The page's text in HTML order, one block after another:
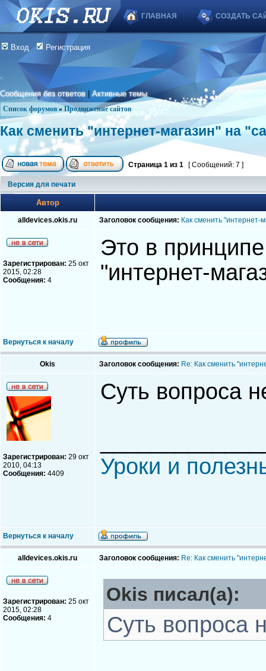
ГЛАВНАЯ СОЗДАТЬ
Вход Регистрация
Сообщения без ответов |Активные темы
Список форумов » Продвижение сайтов
Как сменить "интернет-магазин" на
Страница 1 из 1 [ Сообщений: 7 ]
Версия для печати
Автор
alldevices.okis.ru Заголовок сообщения: Как сменить "интернет-
Зарегистрирован: 25 окт
2015, 02:28
Сообщения: 4
Это в
"интернет-
Вернуться к началу
Okis Заголовок сообщения: Re: Как сменить
Зарегистрирован: 29 окт
2010, 04:13
Сообщения: 4409
Суть вопроса
Уроки и
Вернуться к началу
alldevices.okis.ru Заголовок сообщения: Re: Как сменить
Зарегистрирован: 25 окт
2015, 02:28
Сообщения: 4
Okis писал(а):
Суть вопроса